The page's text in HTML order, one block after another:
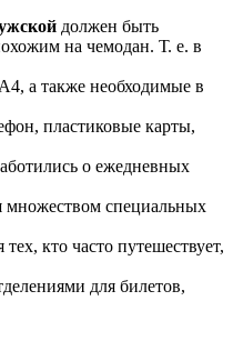
должен быть
на чемодан. Т. е. в
а также необходимые в
пластиковые карты,
о ежедневных
множеством специальных
кто часто путешествует,
для билетов,